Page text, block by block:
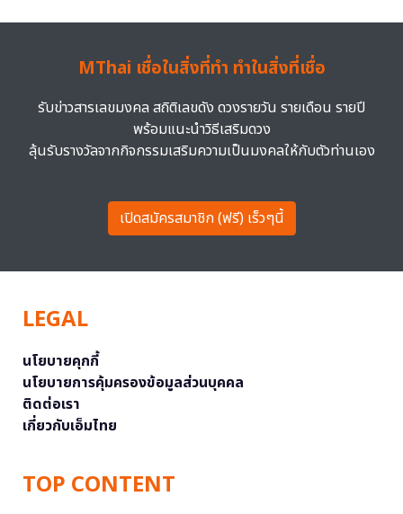
MThai เชื่อในสิ่งที่ทำ ทำในสิ่งที่เชื่อ
รับข่าวสารเลขมงคล สถิติเลขดัง ดวงรายวัน รายเดือน รายปี
พร้อมแนะนำวิธีเสริมดวง
ลุ้นรับรางวัลจากกิจกรรมเสริมความเป็นมงคลให้กับตัวท่านเอง
เปิดสมัครสมาชิก (ฟรี) เร็วๆนี้
LEGAL
นโยบายคุกกี้
นโยบายการคุ้มครองข้อมูลส่วนบุคคล
ติดต่อเรา
เกี่ยวกับเอ็มไทย
TOP CONTENT